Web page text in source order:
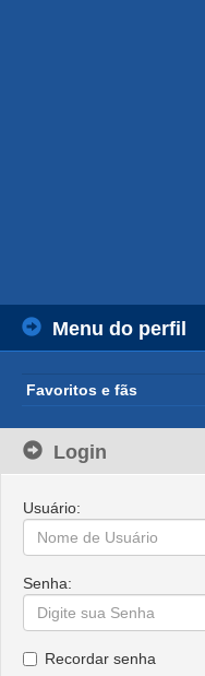
Menu do perfil
Favoritos e fãs
Login
Usuário:
Senha:
Recordar senha